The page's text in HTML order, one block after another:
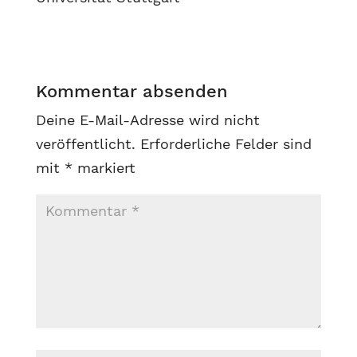
Kommentar absenden
Deine E-Mail-Adresse wird nicht
veröffentlicht. Erforderliche Felder sind
mit * markiert